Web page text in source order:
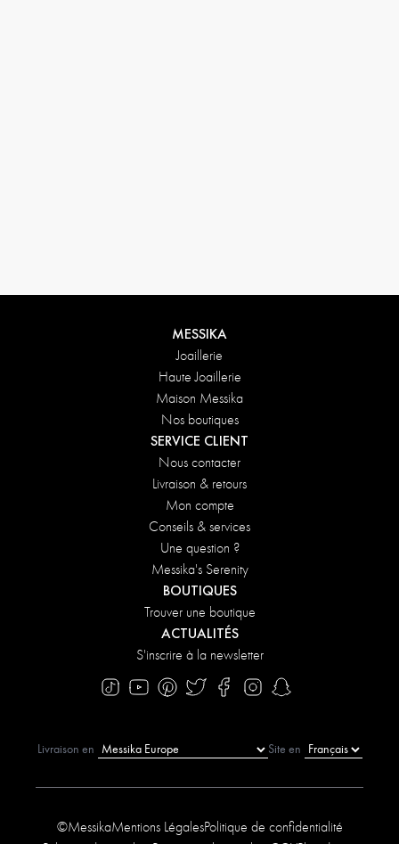
MESSIKA
Joaillerie
Haute Joaillerie
Maison Messika
Nos boutiques
SERVICE CLIENT
Nous contacter
Livraison & retours
Mon compte
Conseils & services
Une question ?
Messika's Serenity
BOUTIQUES
Trouver une boutique
ACTUALITÉS
S'inscrire à la newsletter
©MessikaMentions LégalesPolitique de confidentialité
Livraison en Site en